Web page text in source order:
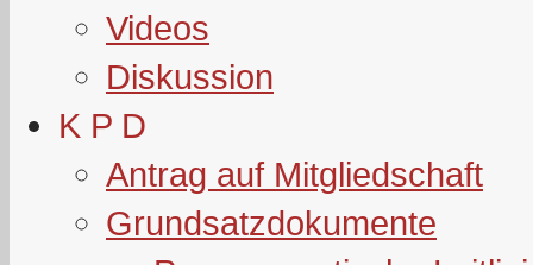
Videos
Diskussion
K P D
Antrag auf Mitgliedschaft
Grundsatzdokumente